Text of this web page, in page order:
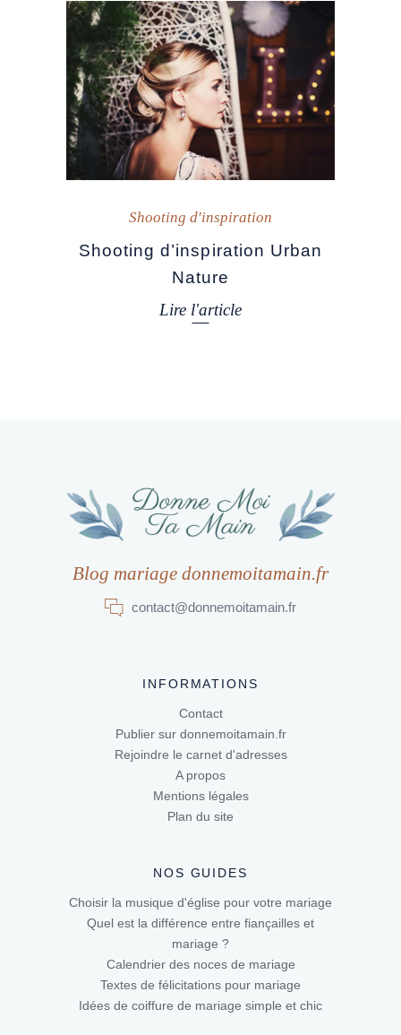
Shooting d'inspiration
Shooting d’inspiration Urban
Nature
Lire l'article
Blog mariage donnemoitamain.fr
contact@donnemoitamain.fr
INFORMATIONS
Contact
Publier sur donnemoitamain.fr
Rejoindre le carnet d'adresses
A propos
Mentions légales
Plan du site
NOS GUIDES
Choisir la musique d'église pour votre mariage
Quel est la différence entre fiançailles et
mariage ?
Calendrier des noces de mariage
Textes de félicitations pour mariage
Idées de coiffure de mariage simple et chic